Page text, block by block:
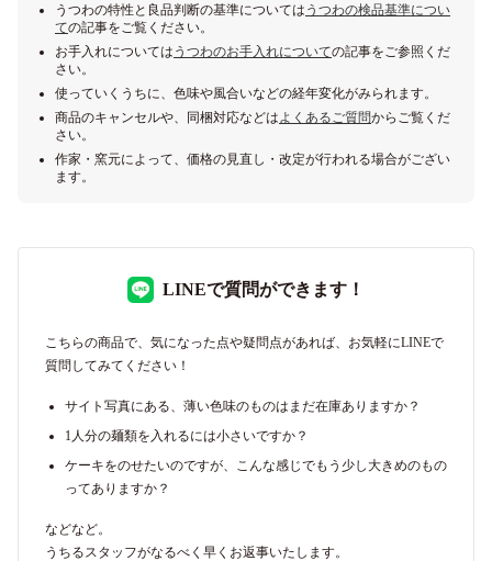
うつわの特性と良品判断の基準については うつわの検品基準につい
ての記事をご覧ください。
お手入れについては うつわのお手入れについての記事をご参照くだ
さい。
使っていくうちに、色味や風合いなどの経年変化がみられます。
商品のキャンセルや、同梱対応などはよくあるご質問からご覧くだ
さい。
作家・窯元によって、価格の見直し・改定が行われる場合がござい
ます。
LINEで質問ができます！
こちらの商品で、気になった点や疑問点があれば、お気軽にLINEで
質問してみてください！
サイト写真にある、薄い色味のものはまだ在庫ありますか？
1人分の麺類を入れるには小さいですか？
ケーキをのせたいのですが、こんな感じでもう少し大きめのもの
ってありますか？
などなど。
うちるスタッフがなるべく早くお返事いたします。